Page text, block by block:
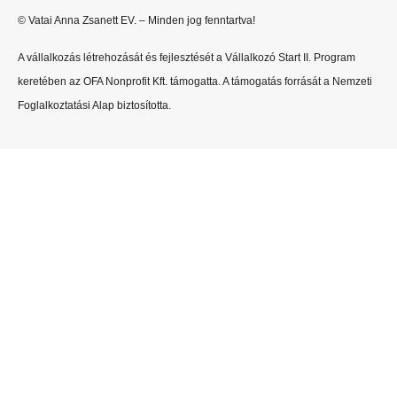
© Vatai Anna Zsanett EV. – Minden jog fenntartva!
A vállalkozás létrehozását és fejlesztését a Vállalkozó Start II. Program
keretében az OFA Nonprofit Kft. támogatta. A támogatás forrását a Nemzeti
Foglalkoztatási Alap biztosította.